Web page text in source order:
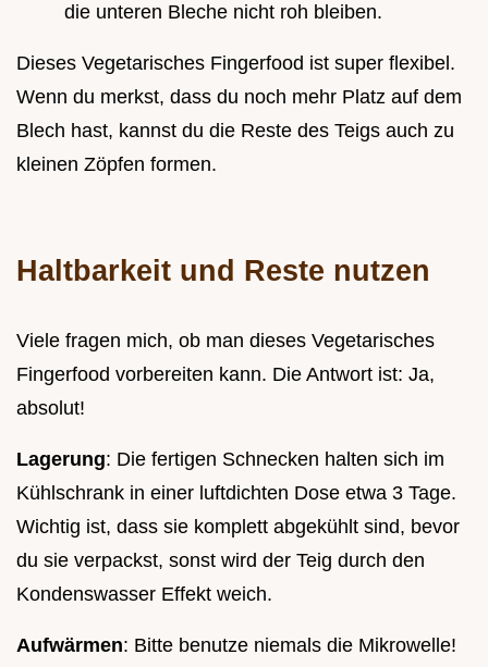
die unteren Bleche nicht roh bleiben.
Dieses Vegetarisches Fingerfood ist super flexibel.
Wenn du merkst, dass du noch mehr Platz auf dem
Blech hast, kannst du die Reste des Teigs auch zu
kleinen Zöpfen formen.
Haltbarkeit und Reste nutzen
Viele fragen mich, ob man dieses Vegetarisches
Fingerfood vorbereiten kann. Die Antwort ist: Ja,
absolut!
Lagerung: Die fertigen Schnecken halten sich im
Kühlschrank in einer luftdichten Dose etwa 3 Tage.
Wichtig ist, dass sie komplett abgekühlt sind, bevor
du sie verpackst, sonst wird der Teig durch den
Kondenswasser Effekt weich.
Aufwärmen: Bitte benutze niemals die Mikrowelle!